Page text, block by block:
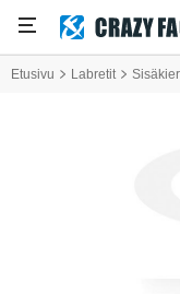
Etusivu Labretit